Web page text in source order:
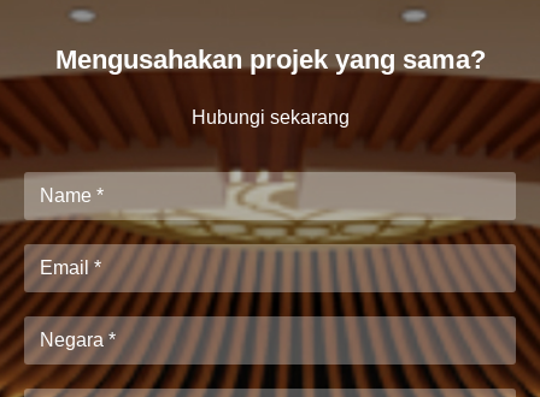
Mengusahakan projek yang sama?
Hubungi sekarang